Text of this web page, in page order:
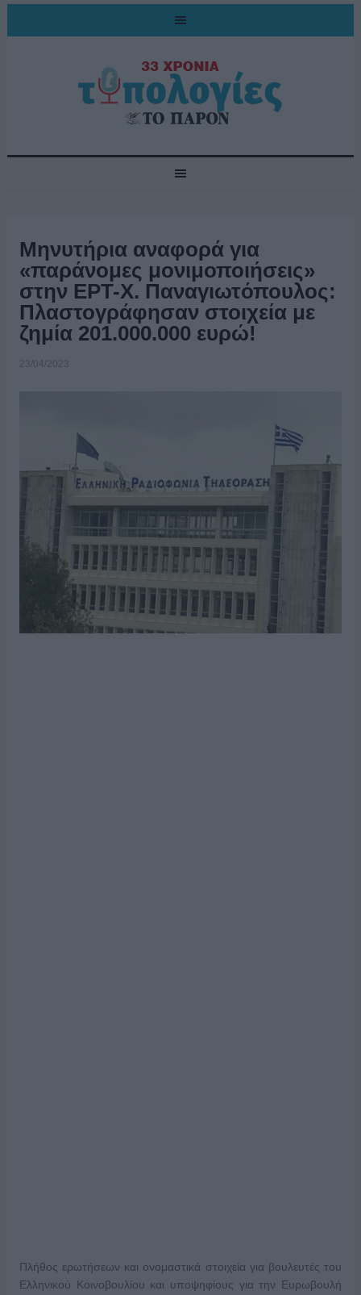
Μηνυτήρια αναφορά για
«παράνομες μονιμοποιήσεις»
στην ΕΡΤ-Χ. Παναγιωτόπουλος:
Πλαστογράφησαν στοιχεία με
ζημία 201.000.000 ευρώ!
23/04/2023
Πλήθος ερωτήσεων και ονομαστικά στοιχεία για βουλευτές του
Ελληνικού Κοινοβουλίου και υποψηφίους για την Ευρωβουλή